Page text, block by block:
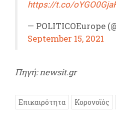
https://t.co/
— POLITICOEurope
September 15, 2021
Πηγή: newsit.gr
Επικαιρότητα Κορονοϊός